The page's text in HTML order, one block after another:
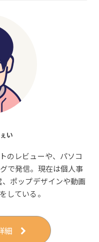
い
のレビューや、パソコ
で発信。現在は個人事
ポップデザインや動画
している。
細